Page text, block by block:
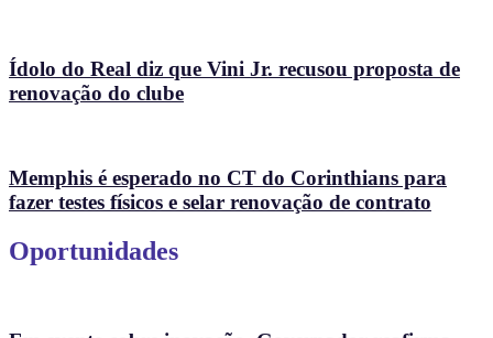
Ídolo do Real diz que Vini Jr. recusou proposta de
renovação do clube
Memphis é esperado no CT do Corinthians para
fazer testes físicos e selar renovação de contrato
Oportunidades